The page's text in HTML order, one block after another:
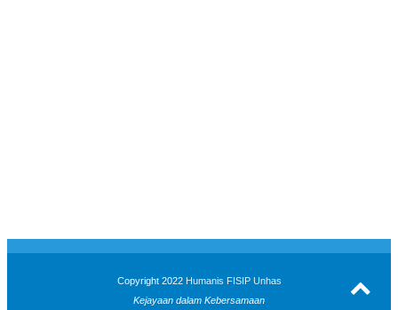
Copyright 2022 Humanis FISIP Unhas
Kejayaan dalam Kebersamaan